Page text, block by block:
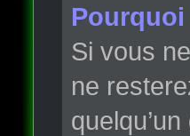
Si vous
ne